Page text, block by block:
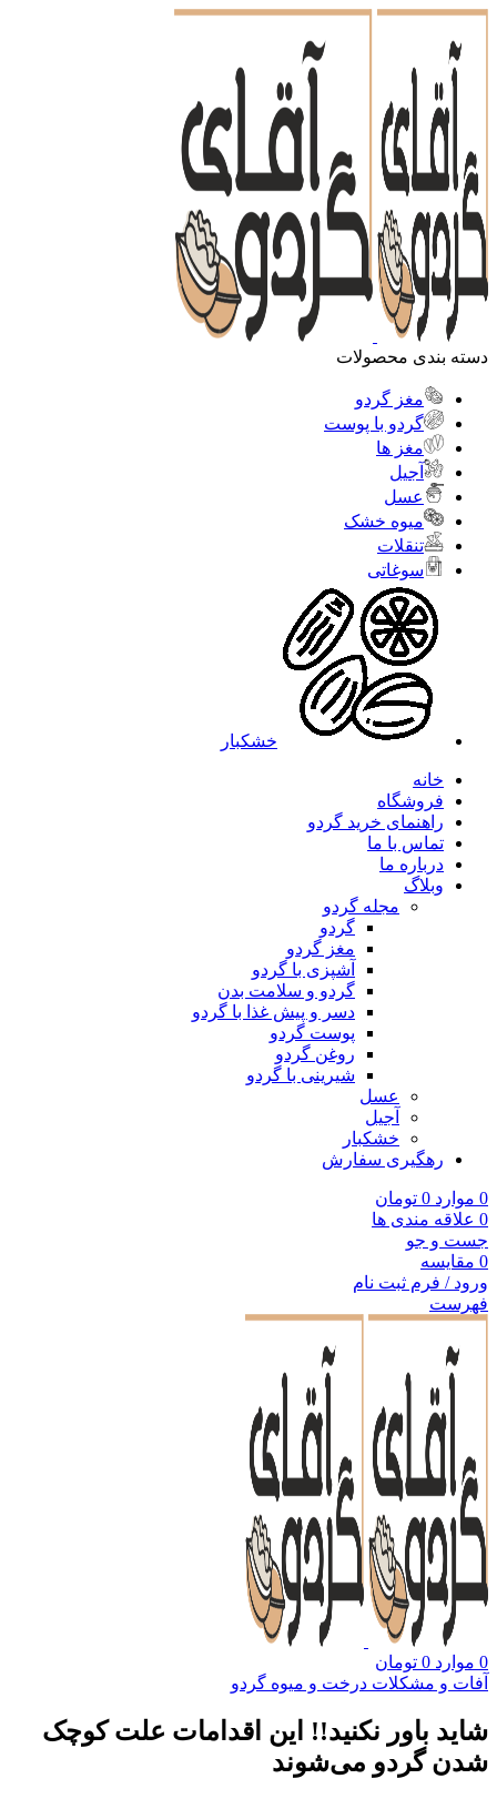
دسته بندی محصولات
مغز گردو
گردو با پوست
مغز ها
آجیل
عسل
میوه خشک
تنقلات
سوغاتی
خشکبار
خانه
فروشگاه
راهنمای خرید گردو
تماس با ما
درباره ما
وبلاگ
مجله گردو
گردو
مغز گردو
آشپزی با گردو
گردو و سلامت بدن
دسر و پیش غذا با گردو
پوست گردو
روغن گردو
شیرینی با گردو
عسل
آجیل
خشکبار
رهگیری سفارش
0 موارد 0 تومان
0 علاقه مندی ها
جست و جو
0 مقایسه
ورود / فرم ثبت نام
فهرست
0 موارد 0 تومان
آفات و مشکلات درخت و میوه گردو
شاید باور نکنید!! این اقدامات علت کوچک
شدن گردو می‌شوند